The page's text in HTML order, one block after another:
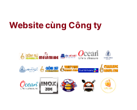
Website cùng Công ty